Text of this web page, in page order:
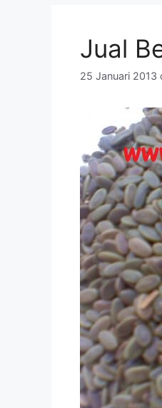
Jual
25 Januari 2013